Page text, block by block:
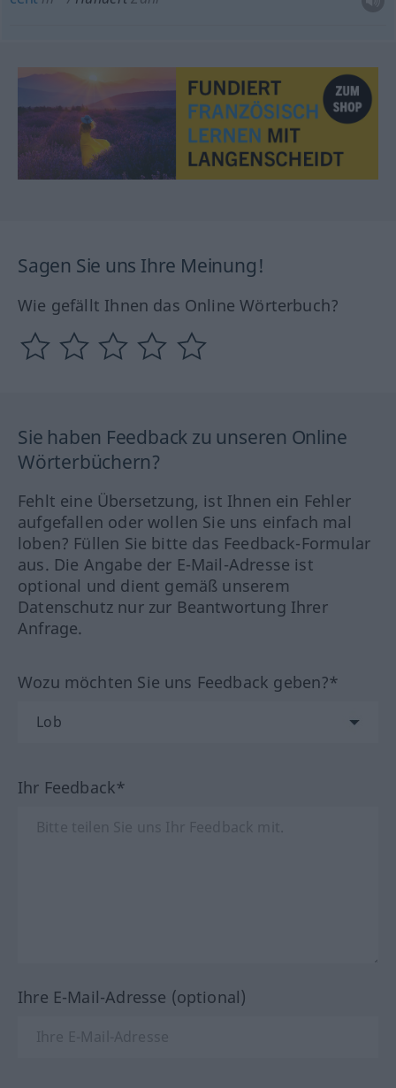
Sagen Sie uns Ihre Meinung!
Wie gefällt Ihnen das Online Wörterbuch?
Sie haben Feedback zu unseren Online
Wörterbüchern?
Fehlt eine Übersetzung, ist Ihnen ein Fehler
aufgefallen oder wollen Sie uns einfach mal
loben? Füllen Sie bitte das Feedback-Formular
aus. Die Angabe der E-Mail-Adresse ist
optional und dient gemäß unserem
Datenschutz nur zur Beantwortung Ihrer
Anfrage.
Wozu möchten Sie uns Feedback geben?*
Ihr Feedback*
Ihre E-Mail-Adresse (optional)